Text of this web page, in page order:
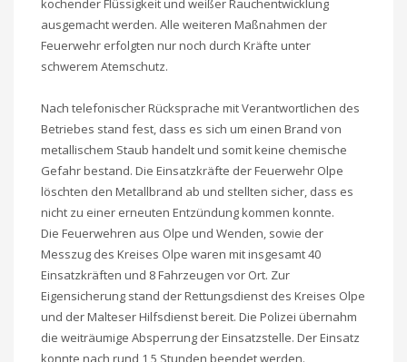
kochender Flüssigkeit und weißer Rauchentwicklung
ausgemacht werden. Alle weiteren Maßnahmen der
Feuerwehr erfolgten nur noch durch Kräfte unter
schwerem Atemschutz.
Nach telefonischer Rücksprache mit Verantwortlichen des
Betriebes stand fest, dass es sich um einen Brand von
metallischem Staub handelt und somit keine chemische
Gefahr bestand. Die Einsatzkräfte der Feuerwehr Olpe
löschten den Metallbrand ab und stellten sicher, dass es
nicht zu einer erneuten Entzündung kommen konnte.
Die Feuerwehren aus Olpe und Wenden, sowie der
Messzug des Kreises Olpe waren mit insgesamt 40
Einsatzkräften und 8 Fahrzeugen vor Ort. Zur
Eigensicherung stand der Rettungsdienst des Kreises Olpe
und der Malteser Hilfsdienst bereit. Die Polizei übernahm
die weiträumige Absperrung der Einsatzstelle. Der Einsatz
konnte nach rund 1,5 Stunden beendet werden.